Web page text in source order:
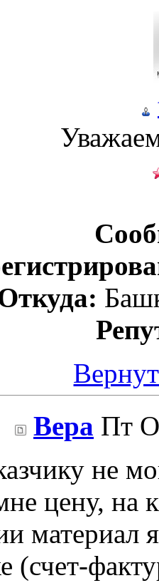
Вера Пт
не
цену, на
(счет-